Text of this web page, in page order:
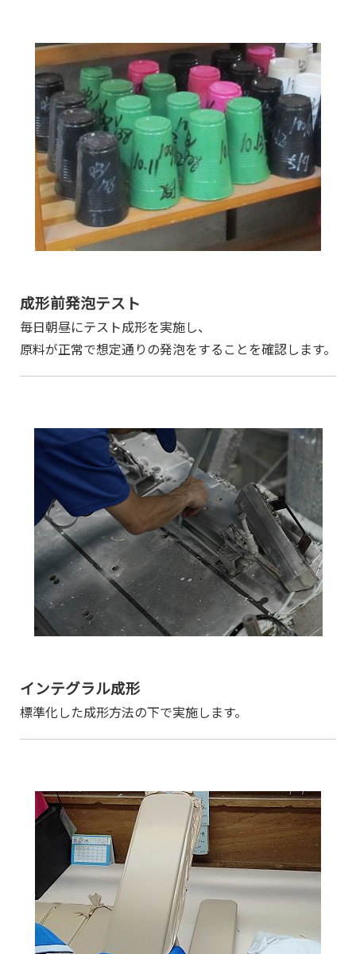
成形前発泡テスト
毎日朝昼にテスト成形を実施し、
原料が正常で想定通りの発泡をすることを確認します。
インテグラル成形
標準化した成形方法の下で実施します。